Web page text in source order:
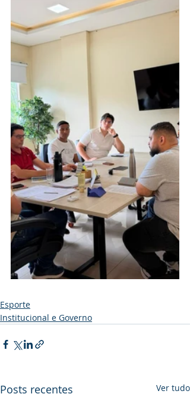
Esporte
Institucional e Governo
Posts recentes Ver tudo